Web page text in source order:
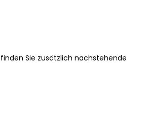
Sie zusätzlich nachstehende